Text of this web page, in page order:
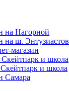
на Нагорной
на ш. Энтузиастов
магазин
и школа
и школа
Самара